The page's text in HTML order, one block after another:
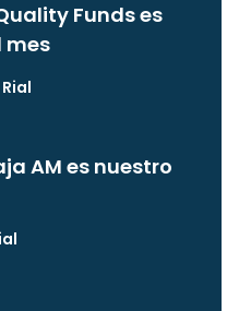
Funds es
mes
AM es nuestro